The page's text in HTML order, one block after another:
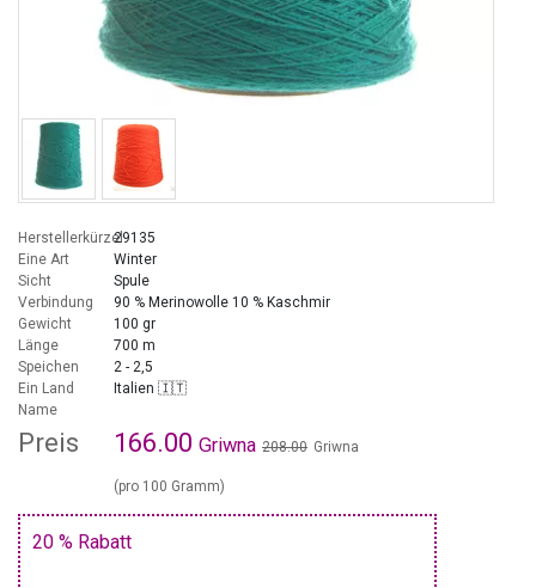
Herstellerkürzel29135
Eine Art
Winter
Sicht
Spule
Verbindung
90 % Merinowolle 10 % Kaschmir
Gewicht
100 gr
Länge
700 m
Speichen
2 - 2,5
Ein Land
Italien 🇮🇹
Name
Preis 166.00 Griwna 208.00 Griwna
(pro 100 Gramm)
20 % Rabatt